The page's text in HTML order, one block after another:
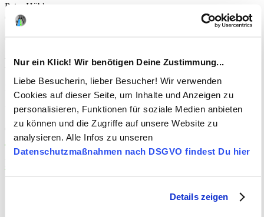
Nur ein Klick! Wir benötigen Deine Zustimmung...
Liebe Besucherin, lieber Besucher! Wir verwenden
Cookies auf dieser Seite, um Inhalte und Anzeigen zu
personalisieren, Funktionen für soziale Medien anbieten
zu können und die Zugriffe auf unsere Website zu
analysieren. Alle Infos zu unseren
Datenschutzmaßnahmen nach DSGVO findest Du hier
Details zeigen
Peter Hübler
digitale publikationen
70794 Filderstadt
(Deutschland)
Hinweis auf EU-Streitschlichtung
Die Europäische Kommission stellt eine Plattform zur Online-
Streitbeilegung (OS) bereit:http://ec.europa.eu/consumers/odr
Unsere E-Mail-Adresse finden sie oben im Impressum.
Quelle:https://www.e-recht24.de
Hier finden Sie uns